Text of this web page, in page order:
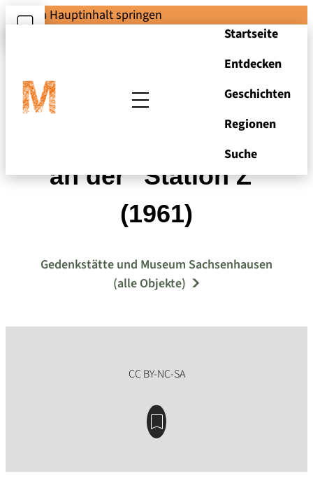
Zum Hauptinhalt springen
Startseite
Entdecken
Geschichten
Regionen
Suche
Krematoriumsofen
an der "Station Z"
(1961)
Gedenkstätte und Museum Sachsenhausen
(alle Objekte)